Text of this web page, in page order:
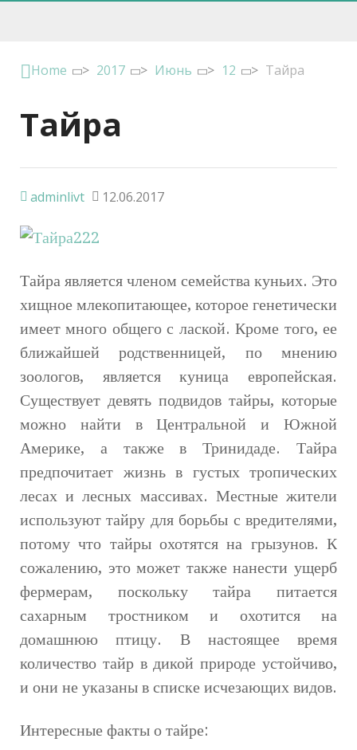
Home > 2017 > Июнь > 12 > Тайра
Тайра
adminlivt 12.06.2017
Тайра является членом семейства куньих. Это
хищное млекопитающее, которое генетически
имеет много общего с лаской. Кроме того, ее
ближайшей родственницей, по мнению
зоологов, является куница европейская.
Существует девять подвидов тайры, которые
можно найти в Центральной и Южной
Америке, а также в Тринидаде. Тайра
предпочитает жизнь в густых тропических
лесах и лесных массивах. Местные жители
используют тайру для борьбы с вредителями,
потому что тайры охотятся на грызунов. К
сожалению, это может также нанести ущерб
фермерам, поскольку тайра питается
сахарным тростником и охотится на
домашнюю птицу. В настоящее время
количество тайр в дикой природе устойчиво,
и они не указаны в списке исчезающих видов.
Интересные факты о тайре: